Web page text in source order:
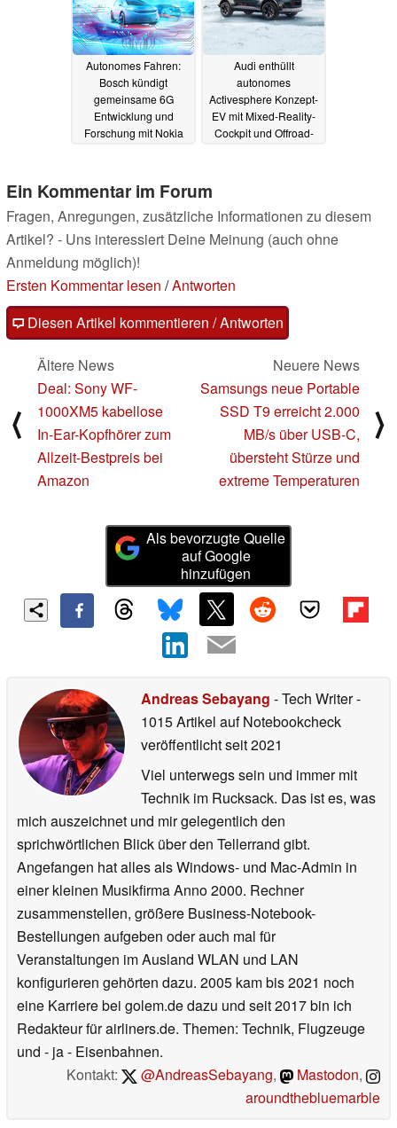
Autonomes Fahren:
Bosch kündigt
gemeinsame 6G
Entwicklung und
Forschung mit Nokia
Audi enthüllt
autonomes
Activesphere Konzept-
EV mit Mixed-Reality-
Cockpit und Offroad-
Ein Kommentar im Forum
Fragen, Anregungen, zusätzliche Informationen zu diesem
Artikel? - Uns interessiert Deine Meinung (auch ohne
Anmeldung möglich)!
Ersten Kommentar lesen /Antworten
Diesen Artikel kommentieren / Antworten
⟨
Ältere News
Deal: Sony WF-
1000XM5 kabellose
In-Ear-Kopfhörer zum
Allzeit-Bestpreis bei
Amazon
Neuere News
Samsungs neue Portable
SSD T9 erreicht 2.000
MB/s über USB-C,
übersteht Stürze und
extreme Temperaturen
⟩
Als bevorzugte Quelle
auf Google
hinzufügen
Andreas Sebayang - Tech Writer-
1015 Artikel auf Notebookcheck
veröffentlichtseit 2021
Viel unterwegs sein und immer mit
Technik im Rucksack. Das ist es, was
mich auszeichnet und mir gelegentlich den
sprichwörtlichen Blick über den Tellerrand gibt.
Angefangen hat alles als Windows- und Mac-Admin in
einer kleinen Musikfirma Anno 2000. Rechner
zusammenstellen, größere Business-Notebook-
Bestellungen aufgeben oder auch mal für
Veranstaltungen im Ausland WLAN und LAN
konfigurieren gehörten dazu. 2005 kam bis 2021 noch
eine Karriere bei golem.de dazu und seit 2017 bin ich
Redakteur für airliners.de. Themen: Technik, Flugzeuge
und - ja - Eisenbahnen.
Kontakt:
@AndreasSebayang, Mastodon,
aroundthebluemarble